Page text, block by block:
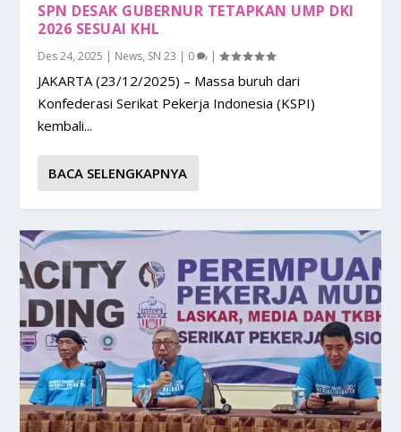
SPN DESAK GUBERNUR TETAPKAN UMP DKI
2026 SESUAI KHL
Des 24, 2025 | News, SN 23 | 0 |
JAKARTA (23/12/2025) – Massa buruh dari
Konfederasi Serikat Pekerja Indonesia (KSPI)
kembali...
BACA SELENGKAPNYA